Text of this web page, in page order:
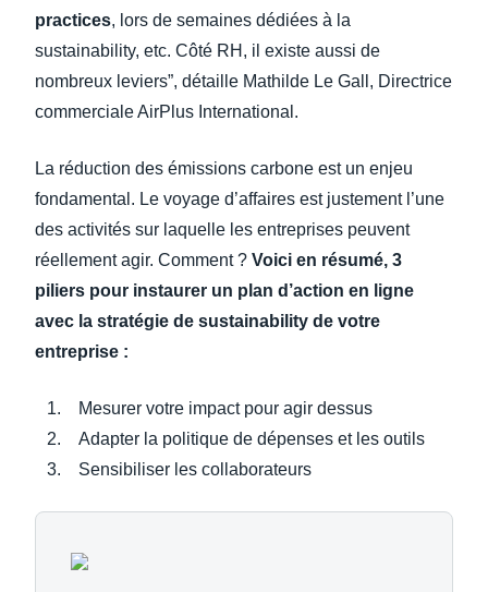
practices, lors de semaines dédiées à la
sustainability, etc. Côté RH, il existe aussi de
nombreux leviers”, détaille Mathilde Le Gall, Directrice
commerciale AirPlus International.
La réduction des émissions carbone est un enjeu
fondamental. Le voyage d’affaires est justement l’une
des activités sur laquelle les entreprises peuvent
réellement agir. Comment ? Voici en résumé, 3
piliers pour instaurer un plan d’action en ligne
avec la stratégie de sustainability de votre
entreprise :
Mesurer votre impact pour agir dessus
Adapter la politique de dépenses et les outils
Sensibiliser les collaborateurs